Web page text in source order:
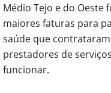
Médio Tejo e do Oeste
maiores faturas para
saúde que
prestadores de
funcionar.